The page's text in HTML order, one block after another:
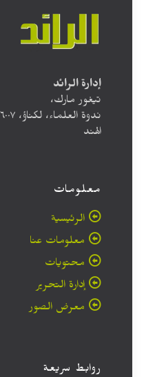
إدارة الرائد
تيغور مارك،
ندوة العلماء، لكناؤ، ۲۲٦۰۰۷
الهند
معلومات
الرئيسية
معلومات عنا
محتويات
إدارة التحرير
معرض الصور
روابط سريعة